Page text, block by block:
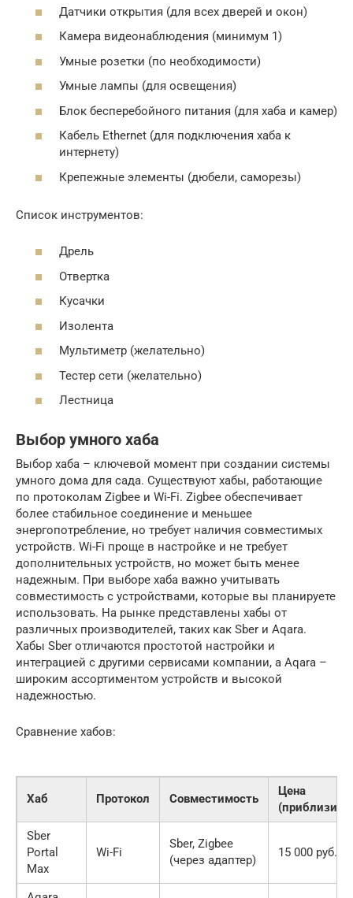
Датчики открытия (для всех дверей и окон)
Камера видеонаблюдения (минимум 1)
Умные розетки (по необходимости)
Умные лампы (для освещения)
Блок бесперебойного питания (для хаба и камер)
Кабель Ethernet (для подключения хаба к
интернету)
Крепежные элементы (дюбели, саморезы)
Список инструментов:
Дрель
Отвертка
Кусачки
Изолента
Мультиметр (желательно)
Тестер сети (желательно)
Лестница
Выбор умного хаба
Выбор хаба – ключевой момент при создании системы
умного дома для сада. Существуют хабы, работающие
по протоколам Zigbee и Wi-Fi. Zigbee обеспечивает
более стабильное соединение и меньшее
энергопотребление, но требует наличия совместимых
устройств. Wi-Fi проще в настройке и не требует
дополнительных устройств, но может быть менее
надежным. При выборе хаба важно учитывать
совместимость с устройствами, которые вы планируете
использовать. На рынке представлены хабы от
различных производителей, таких как Sber и Aqara.
Хабы Sber отличаются простотой настройки и
интеграцией с другими сервисами компании, а Aqara –
широким ассортиментом устройств и высокой
надежностью.
Сравнение хабов:
Хаб Протокол Совместимость
Цена
Sber
Portal
Max
Wi-Fi
Sber, Zigbee
(через адаптер)
15 000 руб.